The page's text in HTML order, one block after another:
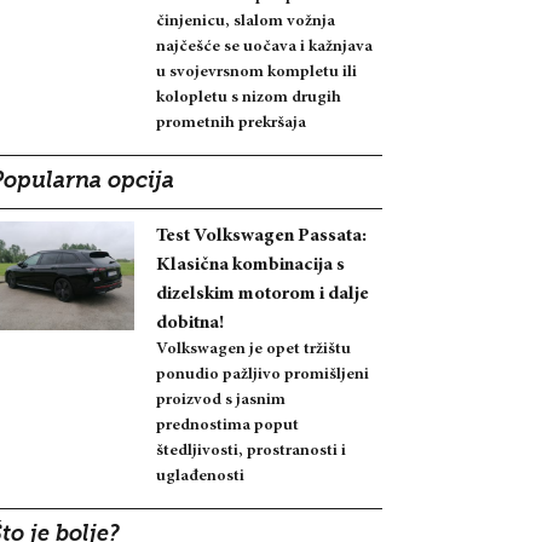
činjenicu, slalom vožnja
najčešće se uočava i kažnjava
u svojevrsnom kompletu ili
kolopletu s nizom drugih
prometnih prekršaja
opcija
Test Volkswagen Passata:
Klasična kombinacija s
dizelskim motorom i dalje
dobitna!
Volkswagen je opet tržištu
ponudio pažljivo promišljeni
proizvod s jasnim
prednostima poput
štedljivosti, prostranosti i
uglađenosti
je bolje?